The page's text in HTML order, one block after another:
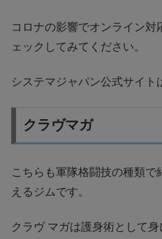
コロナの影響でオンライン
ェックしてみてください。
システマジャパン公式サイト
クラヴマガ
こちらも軍隊格闘技の種類で
えるジムです。
クラヴ マガは護身術として